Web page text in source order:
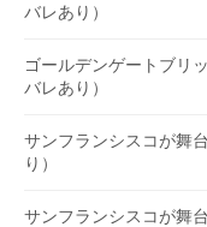
バレあり）
ゴールデンゲートブリ
バレあり）
サンフランシスコが舞
り）
サンフランシスコが舞